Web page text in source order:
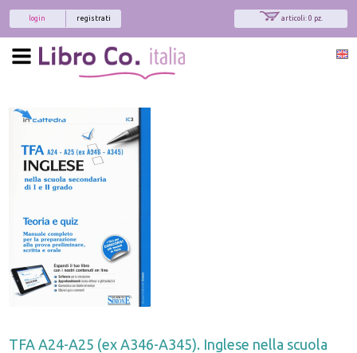
articoli: 0 pz.
registrati
login
TFA A24-A25 (ex A346-A345). Inglese nella scuola